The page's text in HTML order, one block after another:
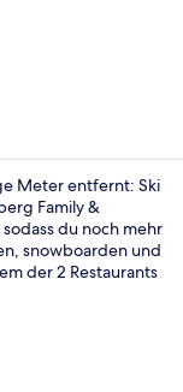
Meter entfernt: Ski
Family &
du noch mehr
snowboarden und
der 2 Restaurants
dieses Hotel im
und einen
Skiverleih und